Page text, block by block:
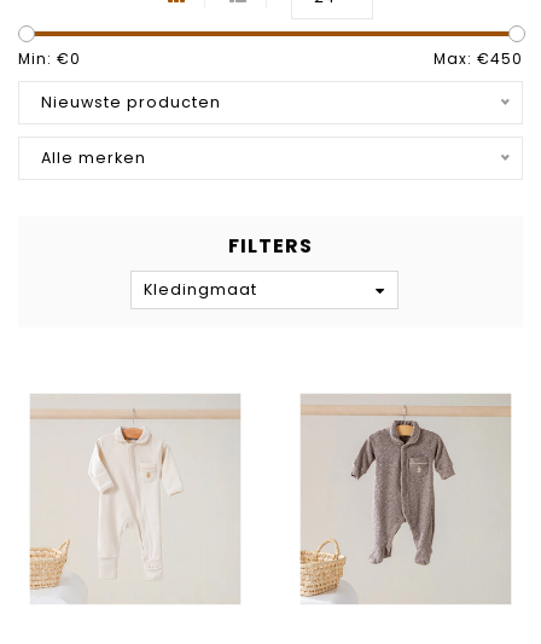
Min: €0 Max: €450
Nieuwste producten
Alle merken
FILTERS
Kledingmaat